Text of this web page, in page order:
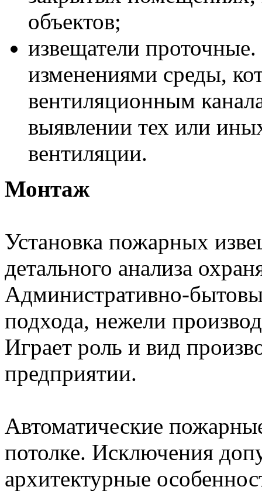
объектов;
извещатели
изменениями среды,
вентиляционным
выявлении тех или
вентиляции.
Монтаж
Установка пожарных
детального анализа
Административно-
подхода, нежели
Играет роль и вид
предприятии.
Автоматические
потолке. Исключения
архитектурные